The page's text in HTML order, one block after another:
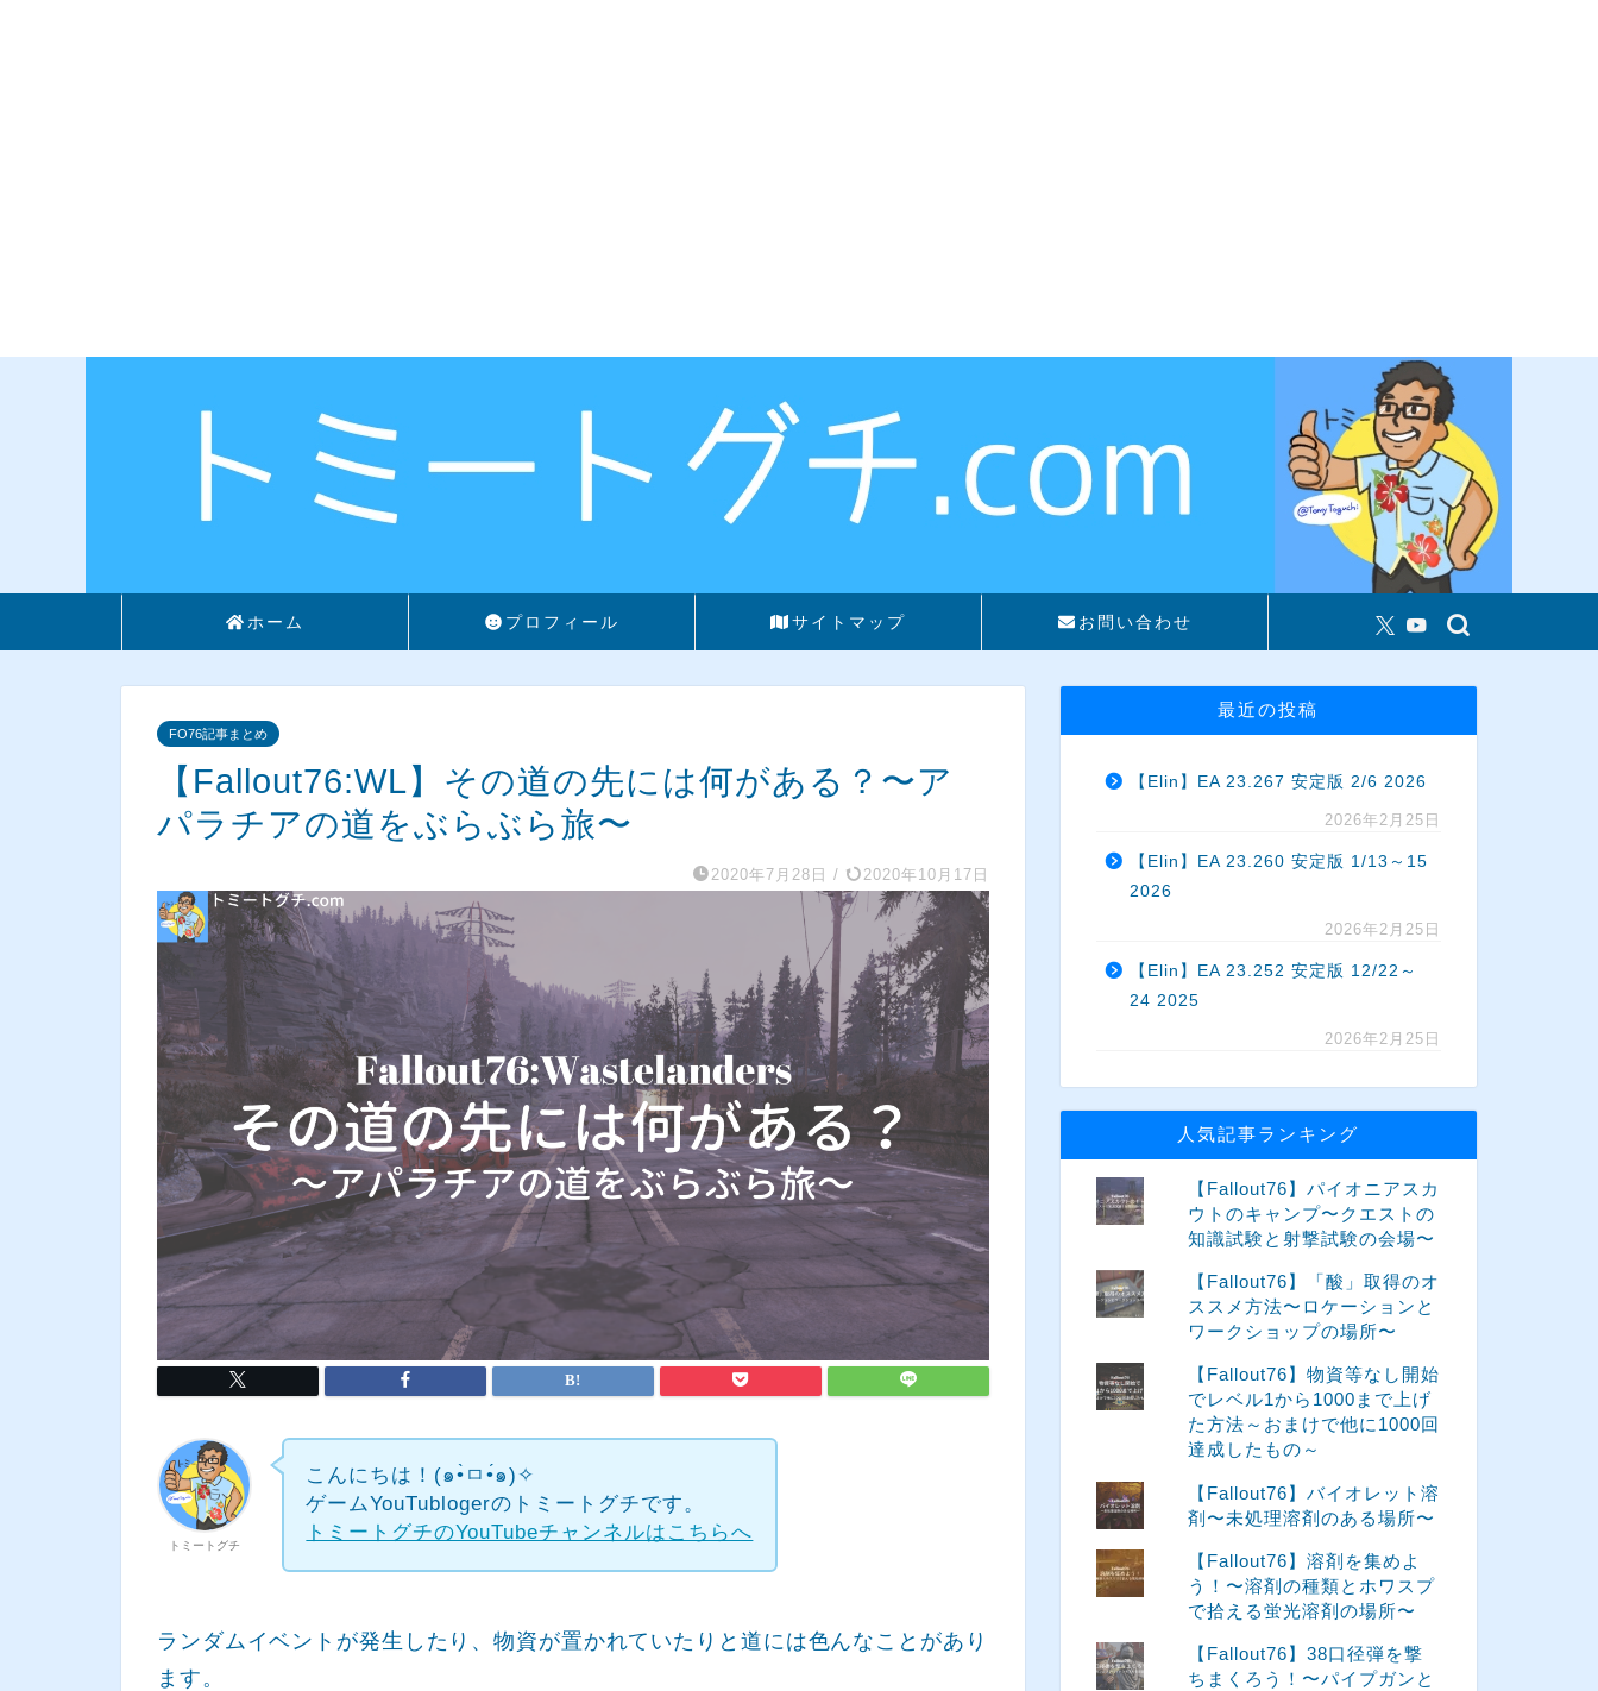
ホーム プロフィール サイトマップ お問い合わせ
FO76記事まとめ
【Fallout76:WL】その道の先には何がある？〜ア
パラチアの道をぶらぶら旅〜
2020年7月28日 / 2020年10月17日
トミートグチ
こんにちは！(๑•̀ㅁ•́๑)✧
ゲームYouTublogerのトミートグチです。
トミートグチのYouTubeチャンネルはこちらへ
ランダムイベントが発生したり、物資が置かれていたりと道には色んなことがあり
ます。
最近の投稿
【Elin】EA 23.267 安定版 2/6 2026
2026年2月25日
【Elin】EA 23.260 安定版 1/13～15
2026
2026年2月25日
【Elin】EA 23.252 安定版 12/22～
24 2025
2026年2月25日
人気記事ランキング
【Fallout76】パイオニアスカ
ウトのキャンプ〜クエストの
知識試験と射撃試験の会場〜
【Fallout76】「酸」取得のオ
ススメ方法〜ロケーションと
ワークショップの場所〜
【Fallout76】物資等なし開始
でレベル1から1000まで上げ
た方法～おまけで他に1000回
達成したもの～
【Fallout76】バイオレット溶
剤〜未処理溶剤のある場所〜
【Fallout76】溶剤を集めよ
う！〜溶剤の種類とホワスプ
で拾える蛍光溶剤の場所〜
【Fallout76】38口径弾を撃
ちまくろう！〜パイプガンと